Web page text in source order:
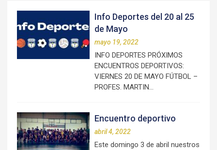
Info Deportes del 20 al 25
de Mayo
mayo 19, 2022
INFO DEPORTES PRÓXIMOS
ENCUENTROS DEPORTIVOS:
VIERNES 20 DE MAYO FÚTBOL –
PROFES. MARTIN…
Encuentro deportivo
abril 4, 2022
Este domingo 3 de abril nuestros